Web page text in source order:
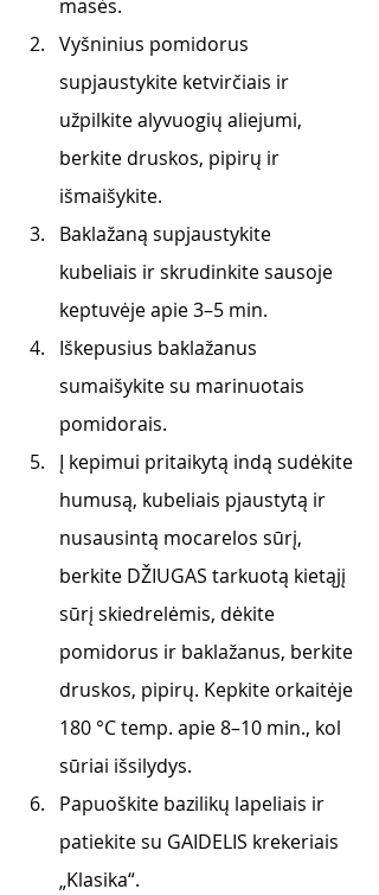
masės.
Vyšninius pomidorus
supjaustykite ketvirčiais ir
užpilkite alyvuogių aliejumi,
berkite druskos, pipirų ir
išmaišykite.
Baklažaną supjaustykite
kubeliais ir skrudinkite sausoje
keptuvėje apie 3–5 min.
Iškepusius baklažanus
sumaišykite su marinuotais
pomidorais.
Į kepimui pritaikytą indą sudėkite
humusą, kubeliais pjaustytą ir
nusausintą mocarelos sūrį,
berkite DŽIUGAS tarkuotą kietąjį
sūrį skiedrelėmis, dėkite
pomidorus ir baklažanus, berkite
druskos, pipirų. Kepkite orkaitėje
180 °C temp. apie 8–10 min., kol
sūriai išsilydys.
Papuoškite bazilikų lapeliais ir
patiekite su GAIDELIS krekeriais
„Klasika“.